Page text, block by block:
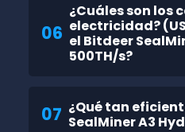
06
¿Cuáles son los
electricidad?
el Bitdeer
500TH/s?
07 ¿Qué tan
SealMiner A3